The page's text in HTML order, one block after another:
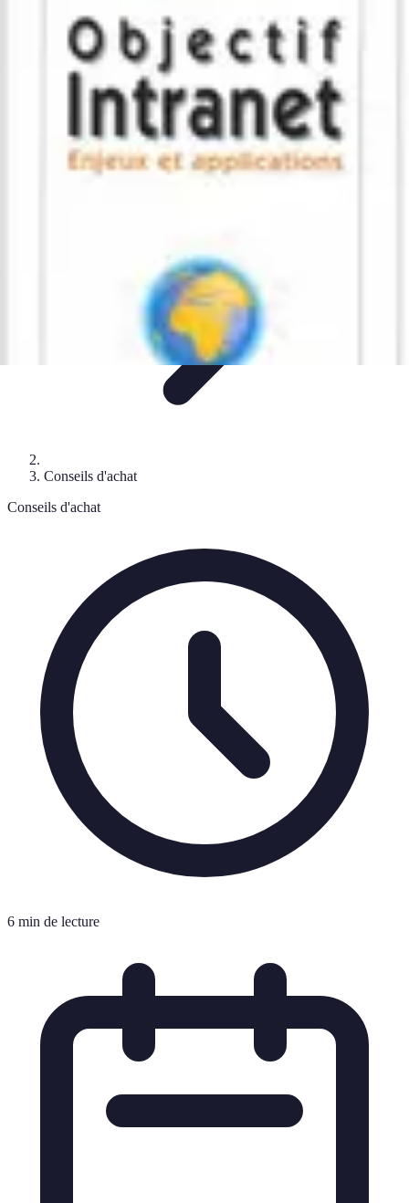
Deal Boutique Express
Astuces et conseils
Astuces et Conseils Info & conseils Conseils
Offres et Promotions
Deal Boutique Express
Conseils d'achat
Conseils d'achat
6 min de lecture